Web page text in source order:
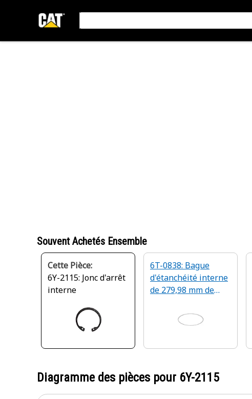
Souvent Achetés Ensemble
Cette Pièce:
6Y-2115: Jonc d'arrêt
interne
6T-0838: Bague
d'étanchéité interne
de 279,98 mm de
Diagramme des pièces pour 6Y-2115